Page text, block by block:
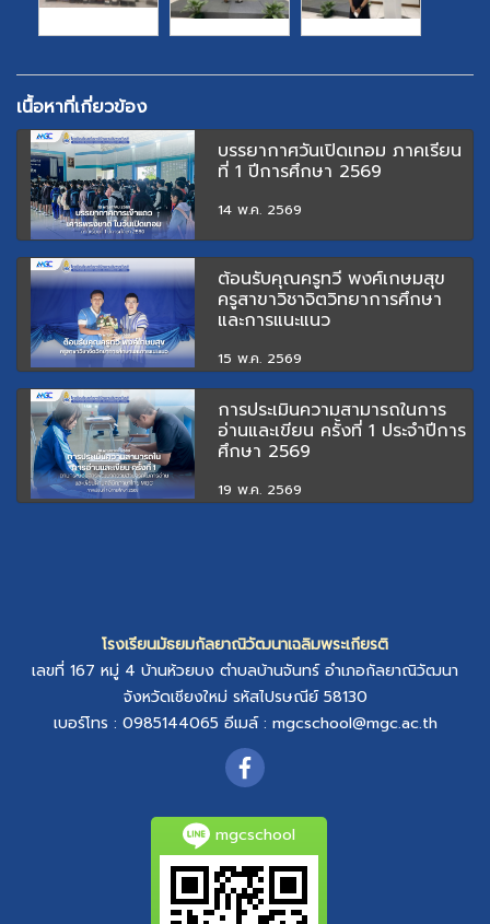
เนื้อหาที่เกี่ยวข้อง
บรรยากาศวันเปิดเทอม ภาคเรียน
ที่ 1 ปีการศึกษา 2569
14 พ.ค. 2569
ต้อนรับคุณครูทวี พงศ์เกษมสุข
ครูสาขาวิชาจิตวิทยาการศึกษา
และการแนะแนว
15 พ.ค. 2569
การประเมินความสามารถในการ
อ่านและเขียน ครั้งที่ 1 ประจำปีการ
ศึกษา 2569
19 พ.ค. 2569
โรงเรียนมัธยมกัลยาณิวัฒนาเฉลิมพระเกียรติ
เลขที่ 167 หมู่ 4 บ้านห้วยบง ตำบลบ้านจันทร์อำเภอกัลยาณิวัฒนา
จังหวัดเชียงใหม่ รหัสไปรษณีย์ 58130
เบอร์โทร : 0985144065 อีเมล์ : mgcschool@mgc.ac.th
mgcschool